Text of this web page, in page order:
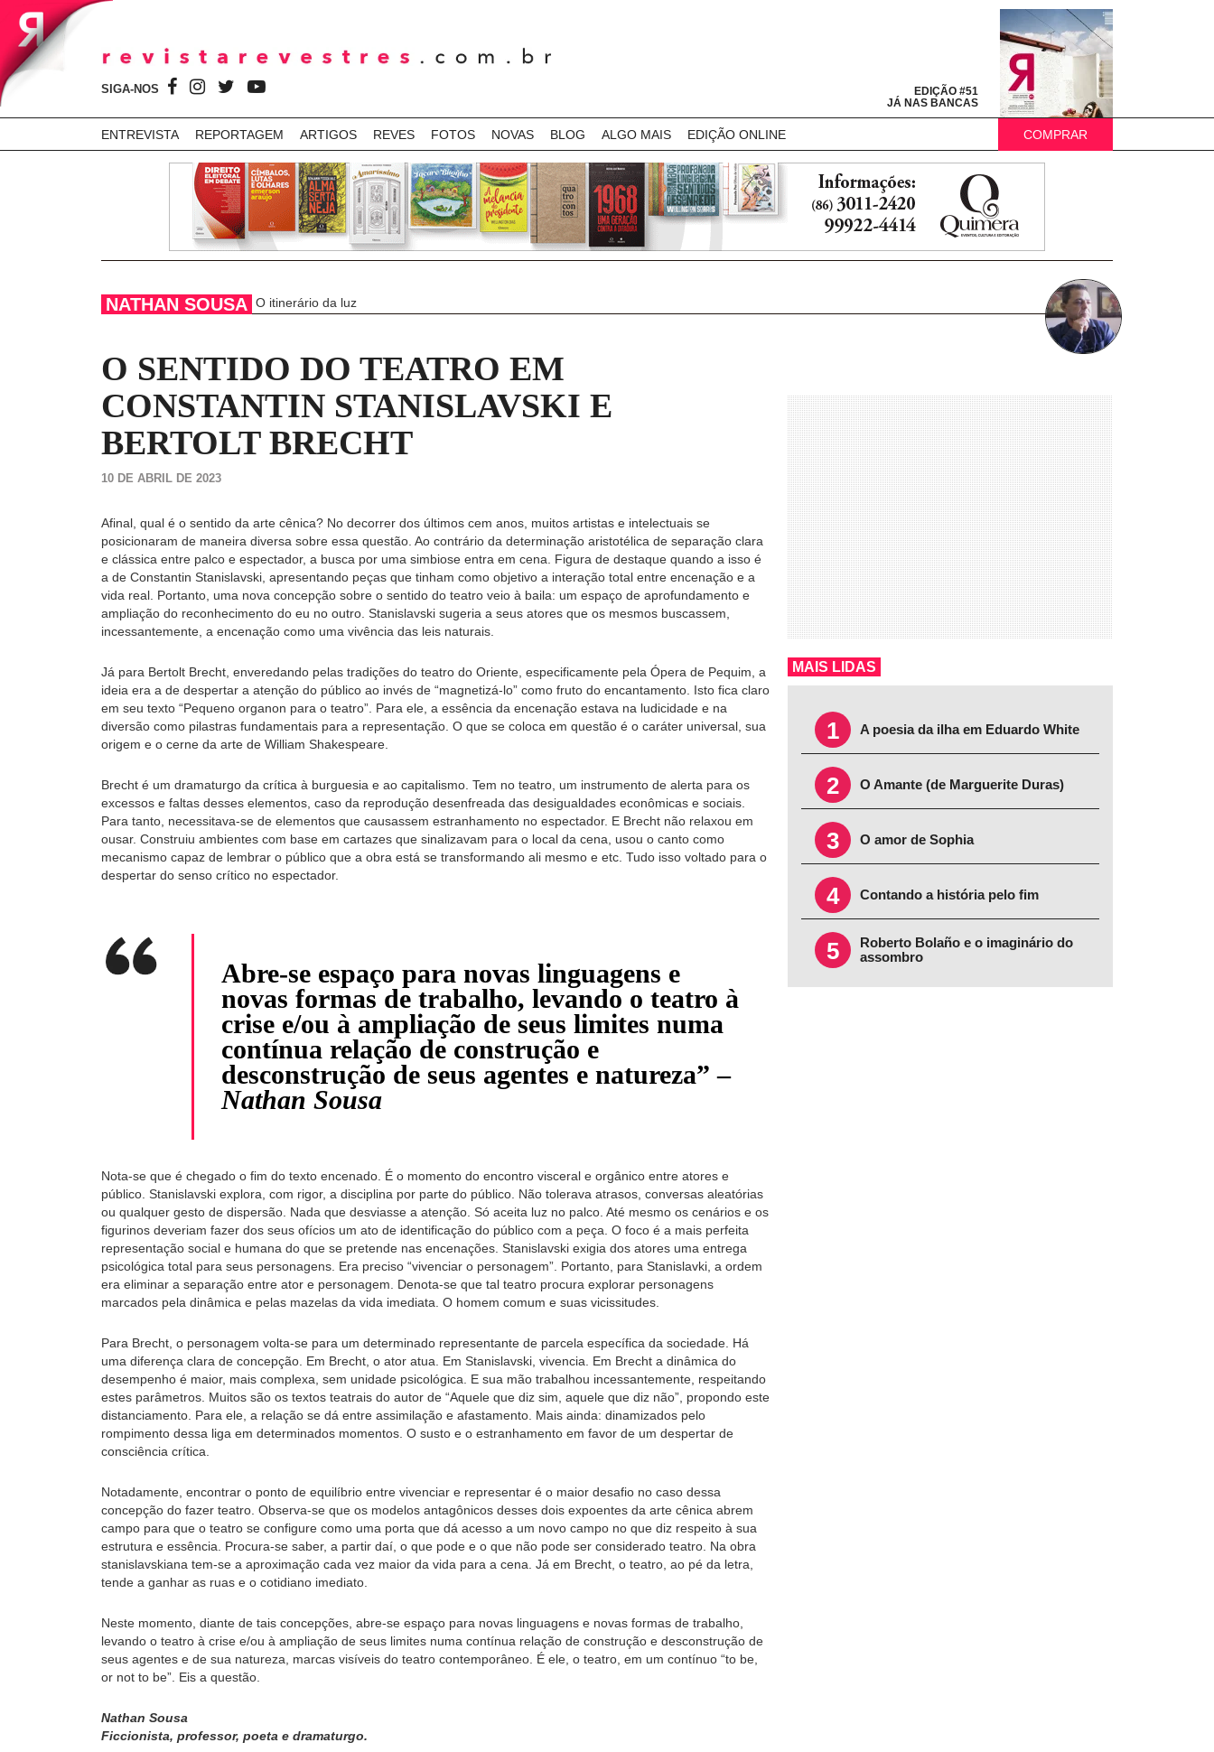
SIGA-NOS
EDIÇÃO #51
JÁ NAS BANCAS
ENTREVISTA REPORTAGEM ARTIGOS REVES FOTOS NOVAS BLOG ALGO MAIS EDIÇÃO ONLINE COMPRAR
NATHAN SOUSA O itinerário da luz
O SENTIDO DO TEATRO EM
CONSTANTIN STANISLAVSKI E
BERTOLT BRECHT
10 DE ABRIL DE 2023
Afinal, qual é o sentido da arte cênica? No decorrer dos últimos cem anos, muitos artistas e intelectuais se
posicionaram de maneira diversa sobre essa questão. Ao contrário da determinação aristotélica de separação clara
e clássica entre palco e espectador, a busca por uma simbiose entra em cena. Figura de destaque quando a isso é
a de Constantin Stanislavski, apresentando peças que tinham como objetivo a interação total entre encenação e a
vida real. Portanto, uma nova concepção sobre o sentido do teatro veio à baila: um espaço de aprofundamento e
ampliação do reconhecimento do eu no outro. Stanislavski sugeria a seus atores que os mesmos buscassem,
incessantemente, a encenação como uma vivência das leis naturais.
Já para Bertolt Brecht, enveredando pelas tradições do teatro do Oriente, especificamente pela Ópera de Pequim, a
ideia era a de despertar a atenção do público ao invés de “magnetizá-lo” como fruto do encantamento. Isto fica claro
em seu texto “Pequeno organon para o teatro”. Para ele, a essência da encenação estava na ludicidade e na
diversão como pilastras fundamentais para a representação. O que se coloca em questão é o caráter universal, sua
origem e o cerne da arte de William Shakespeare.
Brecht é um dramaturgo da crítica à burguesia e ao capitalismo. Tem no teatro, um instrumento de alerta para os
excessos e faltas desses elementos, caso da reprodução desenfreada das desigualdades econômicas e sociais.
Para tanto, necessitava-se de elementos que causassem estranhamento no espectador. E Brecht não relaxou em
ousar. Construiu ambientes com base em cartazes que sinalizavam para o local da cena, usou o canto como
mecanismo capaz de lembrar o público que a obra está se transformando ali mesmo e etc. Tudo isso voltado para o
despertar do senso crítico no espectador.
Abre-se espaço para novas linguagens e
novas formas de trabalho, levando o teatro à
crise e/ou à ampliação de seus limites numa
contínua relação de construção e
desconstrução de seus agentes e natureza” –
Nathan Sousa
Nota-se que é chegado o fim do texto encenado. É o momento do encontro visceral e orgânico entre atores e
público. Stanislavski explora, com rigor, a disciplina por parte do público. Não tolerava atrasos, conversas aleatórias
ou qualquer gesto de dispersão. Nada que desviasse a atenção. Só aceita luz no palco. Até mesmo os cenários e os
figurinos deveriam fazer dos seus ofícios um ato de identificação do público com a peça. O foco é a mais perfeita
representação social e humana do que se pretende nas encenações. Stanislavski exigia dos atores uma entrega
psicológica total para seus personagens. Era preciso “vivenciar o personagem”. Portanto, para Stanislavki, a ordem
era eliminar a separação entre ator e personagem. Denota-se que tal teatro procura explorar personagens
marcados pela dinâmica e pelas mazelas da vida imediata. O homem comum e suas vicissitudes.
Para Brecht, o personagem volta-se para um determinado representante de parcela específica da sociedade. Há
uma diferença clara de concepção. Em Brecht, o ator atua. Em Stanislavski, vivencia. Em Brecht a dinâmica do
desempenho é maior, mais complexa, sem unidade psicológica. E sua mão trabalhou incessantemente, respeitando
estes parâmetros. Muitos são os textos teatrais do autor de “Aquele que diz sim, aquele que diz não”, propondo este
distanciamento. Para ele, a relação se dá entre assimilação e afastamento. Mais ainda: dinamizados pelo
rompimento dessa liga em determinados momentos. O susto e o estranhamento em favor de um despertar de
consciência crítica.
Notadamente, encontrar o ponto de equilíbrio entre vivenciar e representar é o maior desafio no caso dessa
concepção do fazer teatro. Observa-se que os modelos antagônicos desses dois expoentes da arte cênica abrem
campo para que o teatro se configure como uma porta que dá acesso a um novo campo no que diz respeito à sua
estrutura e essência. Procura-se saber, a partir daí, o que pode e o que não pode ser considerado teatro. Na obra
stanislavskiana tem-se a aproximação cada vez maior da vida para a cena. Já em Brecht, o teatro, ao pé da letra,
tende a ganhar as ruas e o cotidiano imediato.
Neste momento, diante de tais concepções, abre-se espaço para novas linguagens e novas formas de trabalho,
levando o teatro à crise e/ou à ampliação de seus limites numa contínua relação de construção e desconstrução de
seus agentes e de sua natureza, marcas visíveis do teatro contemporâneo. É ele, o teatro, em um contínuo “to be,
or not to be”. Eis a questão.
Nathan Sousa
Ficcionista, professor, poeta e dramaturgo.
MAIS LIDAS
1 A poesia da ilha em Eduardo White
2 O Amante (de Marguerite Duras)
3 O amor de Sophia
4 Contando a história pelo fim
5
Roberto Bolaño e o imaginário do
assombro